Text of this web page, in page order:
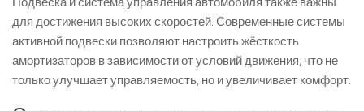
для достижения высоких скоростей. Современные системы
активной подвески позволяют настроить жёсткость
амортизаторов в зависимости от условий движения, что не
только улучшает управляемость, но и увеличивает комфорт.